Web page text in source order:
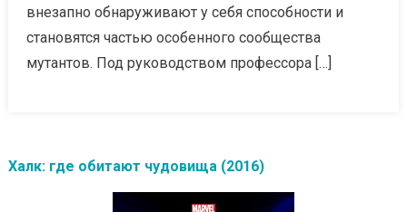
внезапно обнаруживают у себя способности и
становятся частью особенного сообщества
мутантов. Под руководством профессора […]
Халк: где обитают чудовища (2016)